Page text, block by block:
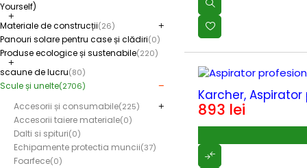
Yourself)
Materiale de construcții(26)
Panouri solare pentru case și clădiri(0)
Produse ecologice și sustenabile(220)
scaune de lucru(80)
Scule și unelte(2706)
Accesorii și consumabile(225)
Accesorii taiere materiale(0)
Dalti si spituri(0)
Echipamente protectia muncii(37)
Foarfece(0)
Karcher, Aspirator
893 lei